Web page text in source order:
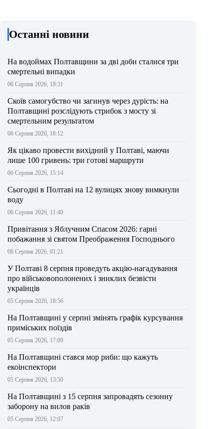
Останні новини
На водоймах Полтавщини за дві доби сталися три
смертельні випадки
06 Серпня 2026, 18:31
Скоїв самогубство чи загинув через дурість: на
Полтавщині розслідують стрибок з мосту зі
смертельним результатом
06 Серпня 2026, 18:12
Як цікаво провести вихідний у Полтаві, маючи
лише 100 гривень: три готові маршрути
06 Серпня 2026, 15:14
Сьогодні в Полтаві на 12 вулицях знову вимкнули
воду
06 Серпня 2026, 11:40
Привітання з Яблучним Спасом 2026: гарні
побажання зі святом Преображення Господнього
06 Серпня 2026, 01:21
У Полтаві 8 серпня проведуть акцію-нагадування
про військовополонених і зниклих безвісти
українців
05 Серпня 2026, 18:56
На Полтавщині у серпні змінять графік курсування
приміських поїздів
05 Серпня 2026, 17:09
На Полтавщині стався мор риби: що кажуть
екоінспектори
05 Серпня 2026, 13:50
На Полтавщині з 15 серпня запровадять сезонну
заборону на вилов раків
05 Серпня 2026, 12:07